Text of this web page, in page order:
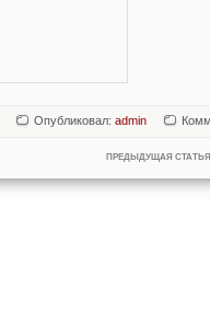
Опубликовал: admin
ПРЕДЫДУЩАЯ СТАТЬЯ